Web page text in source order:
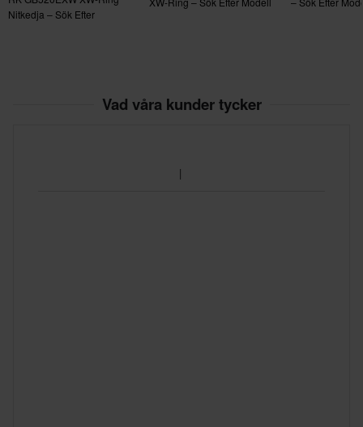
Nitkedja – Sök Efter
Vad våra kunder tycker